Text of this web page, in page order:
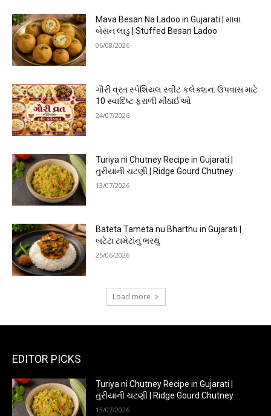
Mava Besan Na Ladoo in Gujarati | માવા
બેસન લાડુ | Stuffed Besan Ladoo
06/08/2026
ગૌરી વ્રત સ્પેશિયલ સ્વીટ કલેક્શન: ઉપવાસ માટે
10 સ્વાદિષ્ટ ફરાળી મીઠાઈઓ
24/07/2026
Turiya ni Chutney Recipe in Gujarati |
તુરીયાની ચટણી | Ridge Gourd Chutney
13/07/2026
Bateta Tameta nu Bharthu in Gujarati |
બટેટા ટામેટાંનું ભરથું
25/06/2026
Load more
EDITOR PICKS
Turiya ni Chutney Recipe in Gujarati |
તુરીયાની ચટણી | Ridge Gourd Chutney
13/07/2026